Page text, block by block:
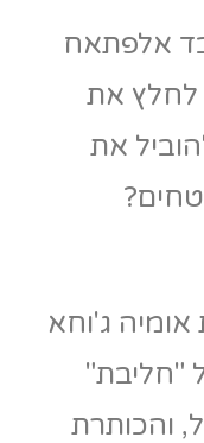
אלפתאח
לחלץ את
את
אומיה ג'וחא
"חליבת"
והכותרת